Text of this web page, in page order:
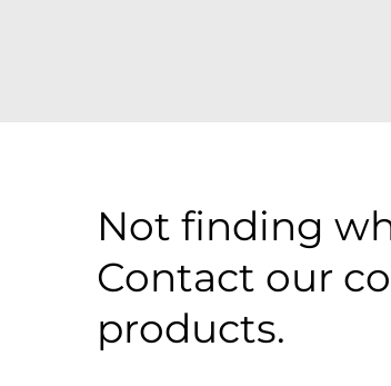
Not finding
Contact our
products.